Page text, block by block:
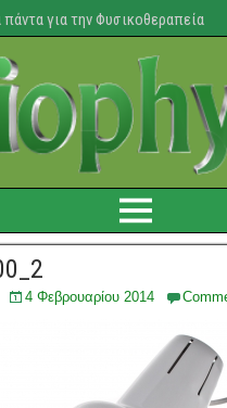
πάντα για την Φυσικοθεραπεία
4 Φεβρουαρίου 2014